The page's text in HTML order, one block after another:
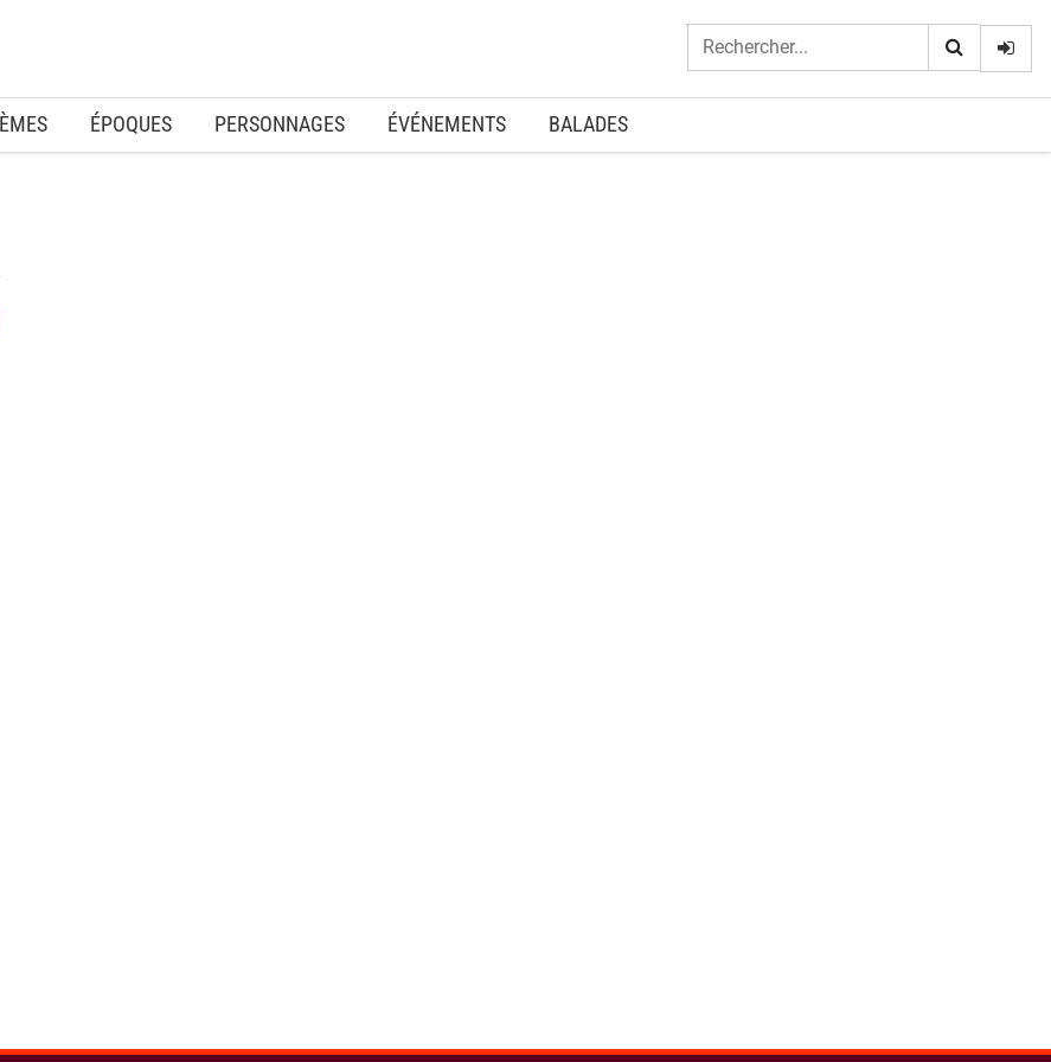
ÉPOQUES PERSONNAGES ÉVÉNEMENTS BALADES